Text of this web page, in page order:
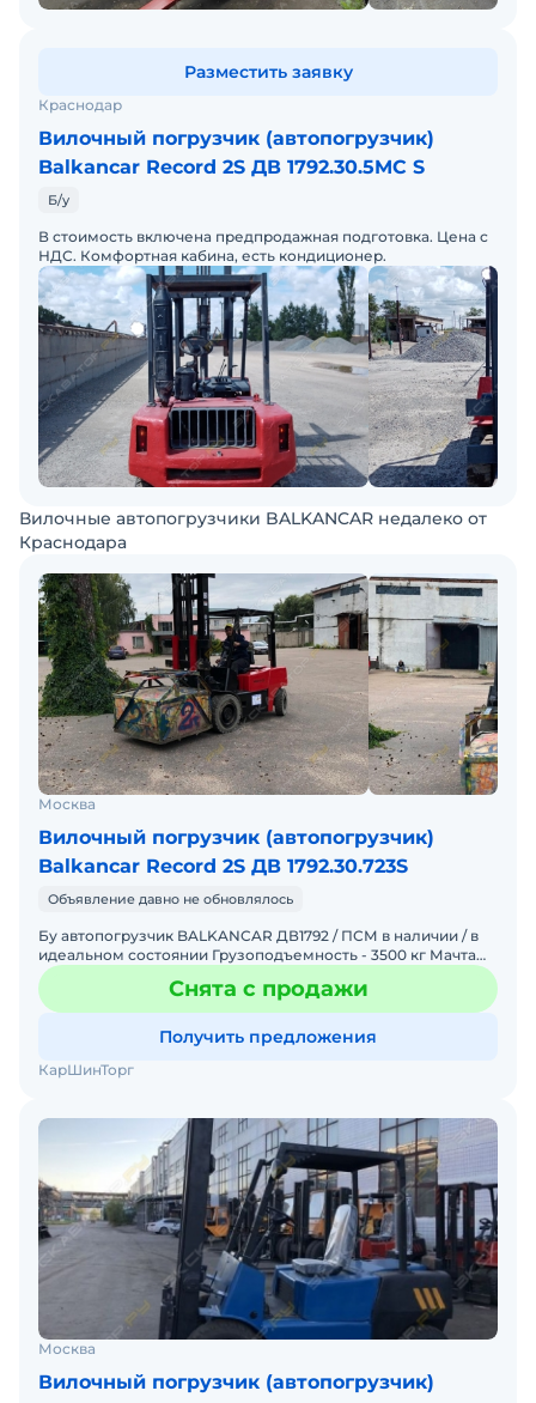
Краснодар
Вилочный погрузчик (автопогрузчик)
Balkancar Record 2S ДВ 1792.30.5MC S
Б/у
В стоимость включена предпродажная подготовка. Цена с
НДС. Комфортная кабина, есть кондиционер.
Разместить заявку
Вилочные автопогрузчики BALKANCAR недалеко от
Краснодара
Москва
Вилочный погрузчик (автопогрузчик)
Balkancar Record 2S ДВ 1792.30.723S
Объявление давно не обновлялось
Бу автопогрузчик BALKANCAR ДВ1792 / ПСМ в наличии / в
идеальном состоянии Грузоподъемность - 3500 кг Мачта
4,5 м Дизель, АКПП Год выпуска - 1994 Мощность двигат
Снята с продажи
Получить предложения
КарШинТорг
Москва
Вилочный погрузчик (автопогрузчик)